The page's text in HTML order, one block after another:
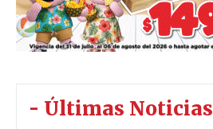
- Últimas Noticias